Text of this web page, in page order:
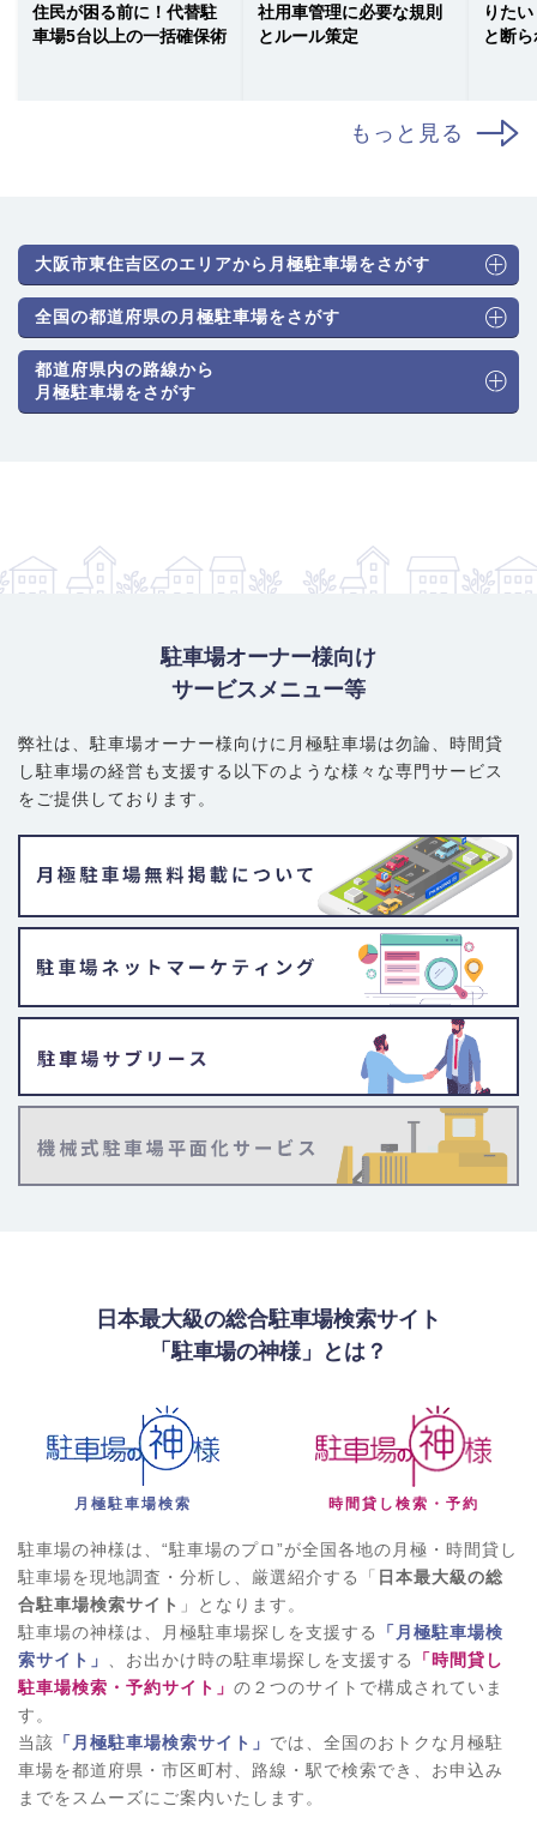
住民が困る前に！代替駐
車場5台以上の一括確保術
社用車管理に必要な規則
とルール策定
りた
と断
もっと見る
大阪市東住吉区のエリアから月極駐車場をさがす
全国の都道府県の月極駐車場をさがす
都道府県内の路線から
月極駐車場をさがす
駐車場オーナー様向け
サービスメニュー等
弊社は、駐車場オーナー様向けに月極駐車場は勿論、 時間貸
し駐車場の経営も支援する以下のような様々な専門サービス
をご提供しております。
日本最大級の総合駐車場検索サイト
「駐車場の神様」とは？
月極駐車場検索 時間貸し検索・予約
駐車場の神様は、“駐車場のプロ”が全国各地の月極・時間貸し
駐車場を現地調査・分析し、厳選紹介する「 日本最大級の総
合駐車場検索サイト 」となります。
駐車場の神様は、月極駐車場探しを支援する
「月極駐車場検
索サイト」
、お出かけ時の駐車場探しを支援する
「時間貸し
駐車場検索・予約サイト」 の２つのサイトで構成されていま
す。
当該 「月極駐車場検索サイト」 では、全国のおトクな月極駐
車場を都道府県・市区町村、路線・駅で検索でき、お申込み
までをスムーズにご案内いたします。